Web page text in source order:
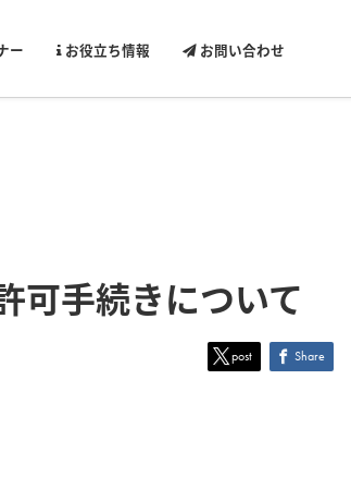
ー お役立ち情報 お問い合わせ
可手続きについて
post Share